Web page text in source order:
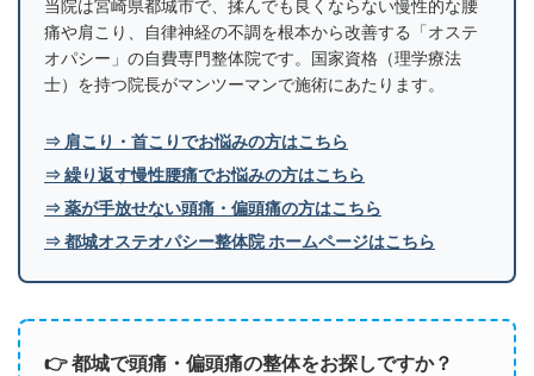
当院は宮崎県都城市で、揉んでも良くならない慢性的な腰
痛や肩こり、自律神経の不調を根本から改善する「オステ
オパシー」の自費専門整体院です。国家資格（理学療法
士）を持つ院長がマンツーマンで施術にあたります。
⇒ 肩こり・首こりでお悩みの方はこちら
⇒ 繰り返す慢性腰痛でお悩みの方はこちら
⇒ 薬が手放せない頭痛・偏頭痛の方はこちら
⇒ 都城オステオパシー整体院 ホームページはこちら
👉 都城で頭痛・偏頭痛の整体をお探しですか？